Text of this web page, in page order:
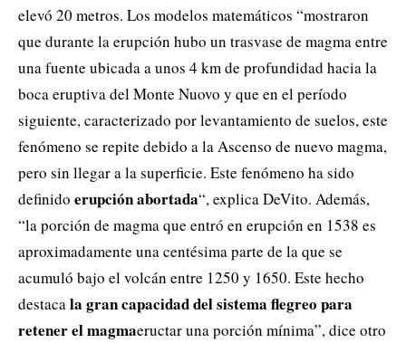
elevó 20 metros. Los modelos matemáticos “mostraron
que durante la erupción hubo un trasvase de magma entre
una fuente ubicada a unos 4 km de profundidad hacia la
boca eruptiva del Monte Nuovo y que en el período
siguiente, caracterizado por levantamiento de suelos, este
fenómeno se repite debido a la Ascenso de nuevo magma,
pero sin llegar a la superficie. Este fenómeno ha sido
definido erupción abortada“, explica DeVito. Además,
“la porción de magma que entró en erupción en 1538 es
aproximadamente una centésima parte de la que se
acumuló bajo el volcán entre 1250 y 1650. Este hecho
destacala gran capacidad del sistema flegreo para
retener el magmaeructar una porción mínima”, dice otro